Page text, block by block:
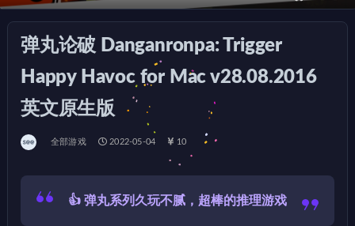
弹丸论破 Danganronpa: Trigger
Happy Havoc for Mac v28.08.2016
英文原生版
全部游戏 2022-05-04 10
👍 弹丸系列久玩不腻，超棒的推理游戏